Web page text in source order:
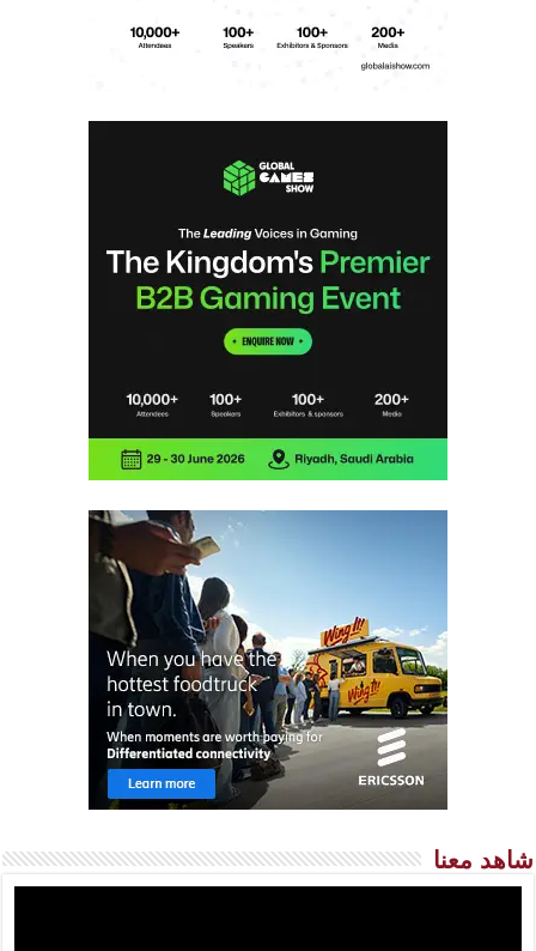
شاهد معنا